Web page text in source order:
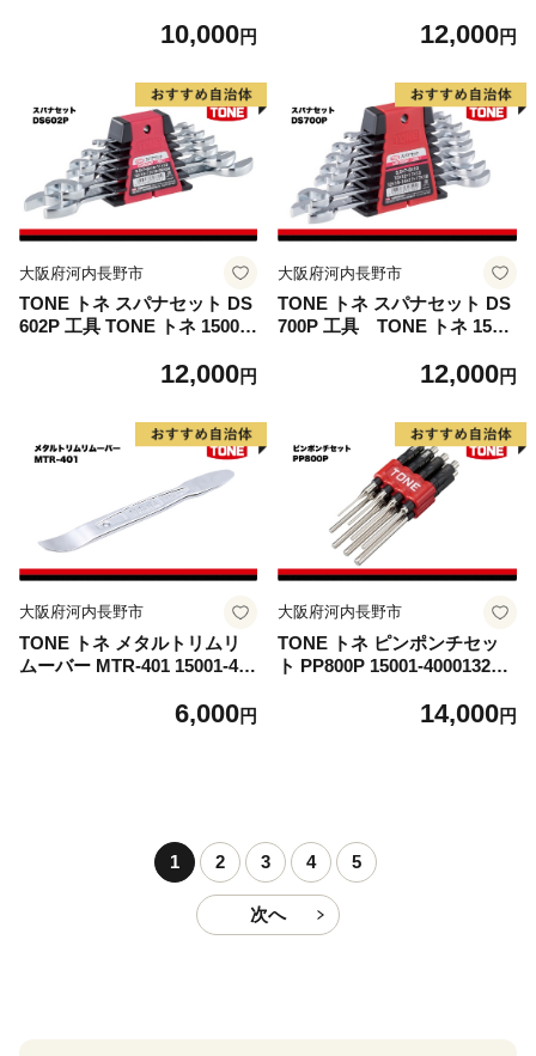
10,000円 12,000円
大阪府河内長野市
TONE トネ スパナセット DS
602P 工具 TONE トネ 15001-
12,000円
大阪府河内長野市
TONE トネ スパナセット DS
700P 工具 TONE トネ 1500
12,000円
大阪府河内長野市
TONE トネ メタルトリムリ
ムーバー MTR-401 15001-400
バイク DIY メンテナンス
6,000円
大阪府河内長野市
TONE トネ ピンポンチセッ
ト PP800P 15001-40001325
14,000円
1 2 3 4 5
次へ